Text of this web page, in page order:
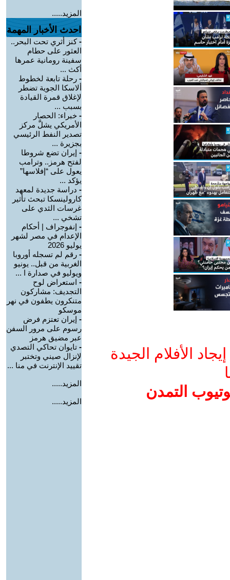
الأفلام الجيدة
التمدن
المزيد.....
احدث الأخبار المهمة
-كنز أثري تحت البحر..
العثور على حطام
سفينة رومانية عمرها
أكث ...
- رحلة تابعة لخطوط
ألاسكا الجوية تضطر
لإغلاق قمرة القيادة
بسبب ...
- خبراء: الحصار
الأمريكي يشلَّ مركز
تصدير النفط الرئيسي
بجزيرة ...
- إيران تضع شروطا
لفتح هرمز.. وترامب
يعول على “إفلاسها”
يؤكد ...
- دراسة جديدة لمعهد
كارولينسكا تبحث تأثير
غرسات الثدي على
تشخي ...
- إنفوجراف | أحكام
الإعدام في مصر لشهر
يوليو 2026
- رقم لم تسجله أوروبا
الغربية من قبل.. يونيو
ويوليو في صدارة ا ...
- استعراض لوح
التجديف: مشاركون
متنكرون يطفون في نهر
موسكو
- إيران تعتزم فرض
رسوم على مرور السفن
عبر مضيق هرمز
- تايوان تحاكي التصدي
لإنزال صيني وتختبر
تقييد الإنترنت في منا ...
المزيد.....
المزيد.....